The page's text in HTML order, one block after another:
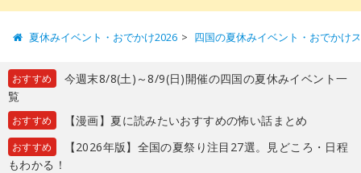
夏休みイベント・おでかけ2026 四国の夏休みイベント・おでかけ
おすすめ
今週末8/8(土)～8/9(日)開催の四国の夏休みイベント一
覧
おすすめ 【漫画】夏に読みたいおすすめの怖い話まとめ
おすすめ
【2026年版】全国の夏祭り注目27選。見どころ・日程
もわかる！